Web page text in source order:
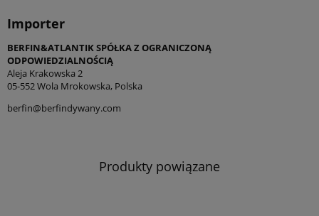
Importer
BERFIN&ATLANTIK SPÓŁKA Z OGRANICZONĄ
ODPOWIEDZIALNOŚCIĄ
Aleja Krakowska 2
05-552 Wola Mrokowska, Polska
berfin@berfindywany.com
Produkty powiązane